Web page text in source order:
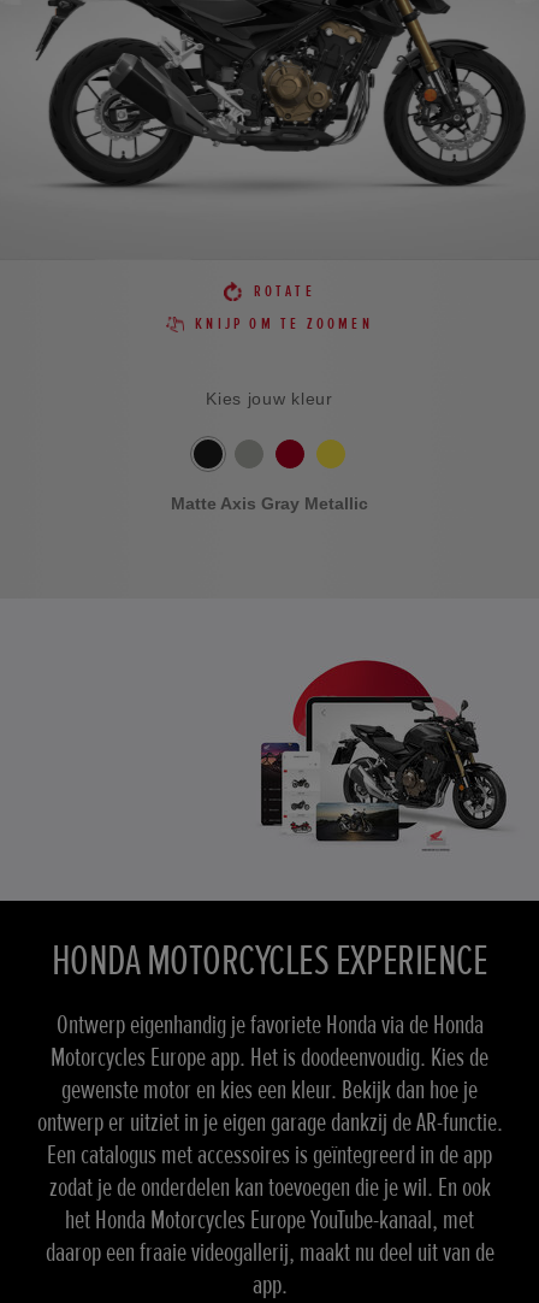
ROTATE
KNIJP OM TE ZOOMEN
Kies jouw kleur
Matte Axis Gray Metallic
HONDA MOTORCYCLES EXPERIENCE
Ontwerp eigenhandig je favoriete Honda via de Honda
Motorcycles Europe app. Het is doodeenvoudig. Kies de
gewenste motor en kies een kleur. Bekijk dan hoe je
ontwerp er uitziet in je eigen garage dankzij de AR-functie.
Een catalogus met accessoires is geïntegreerd in de app
zodat je de onderdelen kan toevoegen die je wil. En ook
het Honda Motorcycles Europe YouTube-kanaal, met
daarop een fraaie videogallerij, maakt nu deel uit van de
app.